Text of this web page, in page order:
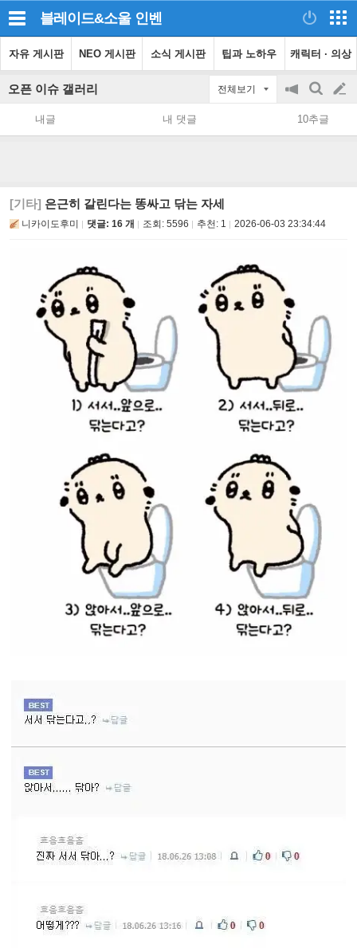
블레이드&소울 인벤
자유 게시판 NEO 게시판 소식 게시판 팁과 노하우 캐릭터 · 의상
오픈 이슈 갤러리 전체보기
공
지
on/off
검
색
글
쓰
내글 내 댓글 10추글
[기타] 은근히 갈린다는 똥싸고 닦는 자세
니카이도후미 댓글: 16 개 조회: 5596 추천: 1 2026-06-03 23:34:44